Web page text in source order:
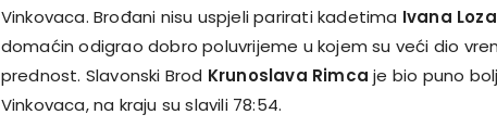
Vinkovaca. Brođani nisu uspjeli parirati kadetima Ivana
domaćin odigrao dobro poluvrijeme u kojem su veći dio
prednost. Slavonski Brod Krunoslava Rimca je bio puno
Vinkovaca, na kraju su slavili 78:54.